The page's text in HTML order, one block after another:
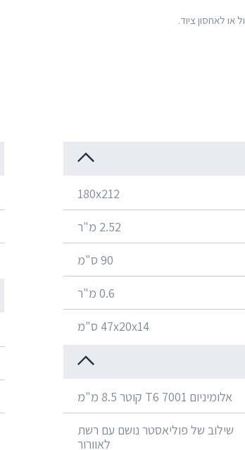
לאחסון ציוד.
180x212
2.52 מ"ר
90 ס"מ
0.6 מ"ר
47x20x14 ס"מ
אלומיניום 7001 T6 קוטר 8.5 מ"מ
שילוב של פוליאסטר נושם עם רשת
לאוורור